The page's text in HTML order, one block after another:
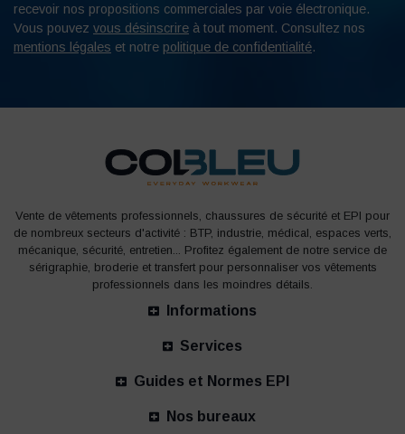
recevoir nos propositions commerciales par voie électronique.
Vous pouvez vous désinscrire à tout moment. Consultez nos
mentions légales et notre politique de confidentialité.
Vente de vêtements professionnels, chaussures de sécurité et EPI pour
de nombreux secteurs d'activité : BTP, industrie, médical, espaces verts,
mécanique, sécurité, entretien... Profitez également de notre service de
sérigraphie, broderie et transfert pour personnaliser vos vêtements
professionnels dans les moindres détails.
Informations
Services
Guides et Normes EPI
Nos bureaux